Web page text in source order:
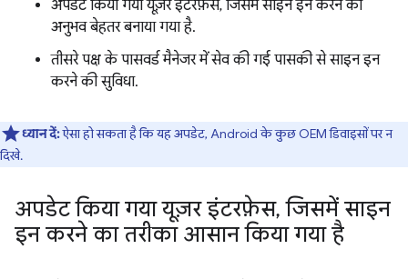
अपडेट किया गया यूज़र इंटरफ़ेस, जिसमें साइन इन करने का
अनुभव बेहतर बनाया गया है.
तीसरे पक्ष के पासवर्ड मैनेजर में सेव की गई पासकी से साइन इन
करने की सुविधा.
ध्यान दें:ऐसा हो सकता है कि यह अपडेट, Android के कुछ OEM डिवाइसों पर न
दिखे.
अपडेट किया गया यूज़र इंटरफ़ेस, जिसमें साइन
इन करने का तरीका आसान किया गया है